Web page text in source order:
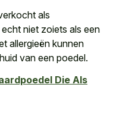
als
niet zoiets als een
allergieën kunnen
van een poedel.
Die Als